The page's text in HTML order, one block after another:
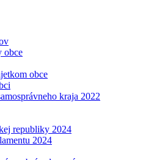
obce
obce
kraja 2022
republiky 2024
2024